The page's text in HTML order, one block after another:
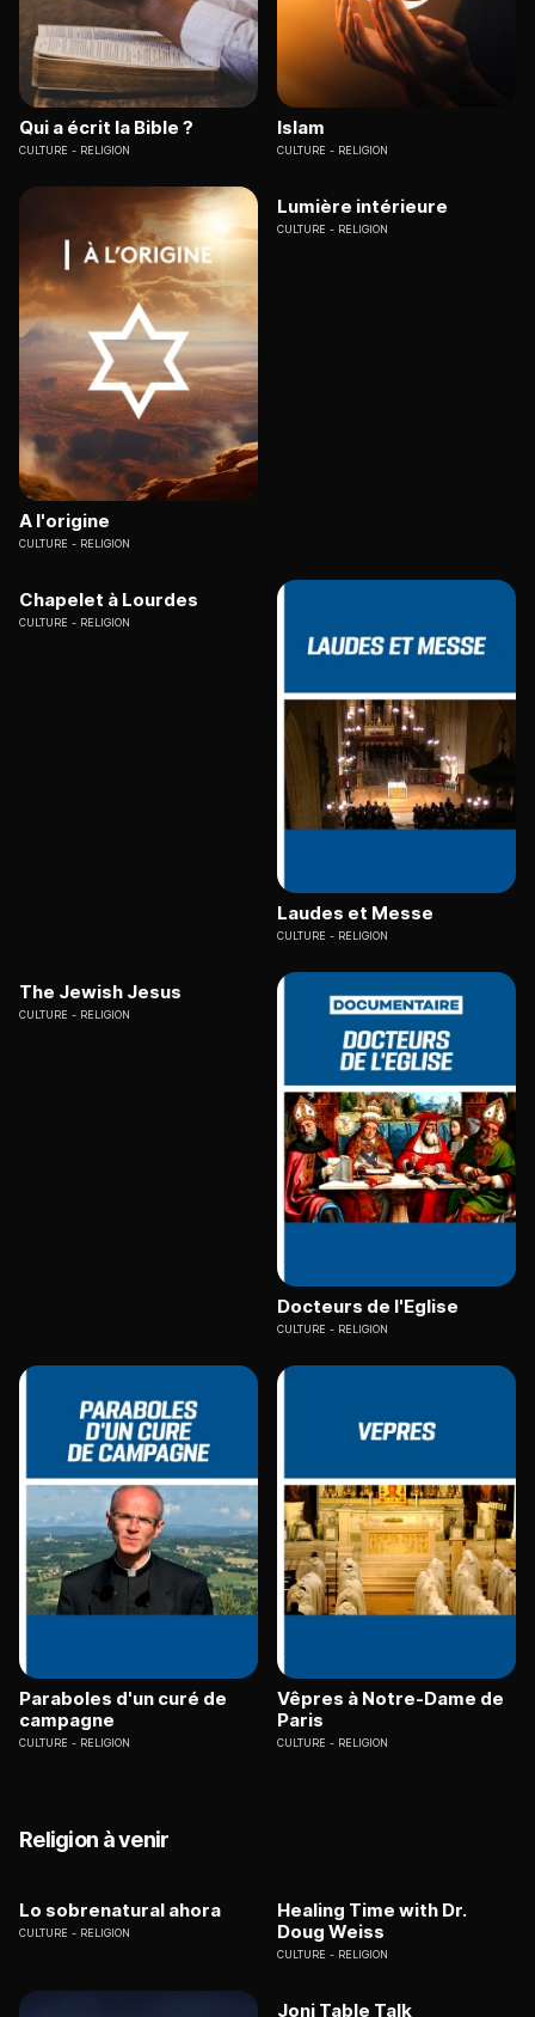
Qui a écrit la Bible ?
CULTURE RELIGION
Islam
CULTURE RELIGION
A l'origine
CULTURE RELIGION
Lumière intérieure
CULTURE RELIGION
Chapelet à Lourdes
CULTURE RELIGION
Laudes et Messe
CULTURE RELIGION
The Jewish Jesus
CULTURE RELIGION
Docteurs de l'Eglise
CULTURE RELIGION
Paraboles d'un curé de
campagne
CULTURE RELIGION
Vêpres à Notre-Dame de
Paris
CULTURE RELIGION
Religion à venir
Lo sobrenatural ahora
CULTURE RELIGION
Healing Time with Dr.
Doug Weiss
CULTURE RELIGION
Joni Table Talk